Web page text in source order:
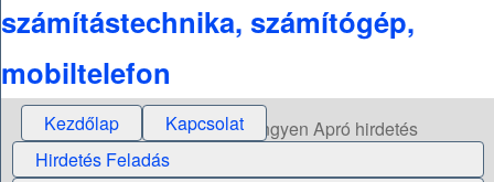
számítástechnika, számítógép,
mobiltelefon
Kezdőlap Kapcsolat
Ingyen Apró hirdetés
Hirdetés Feladás